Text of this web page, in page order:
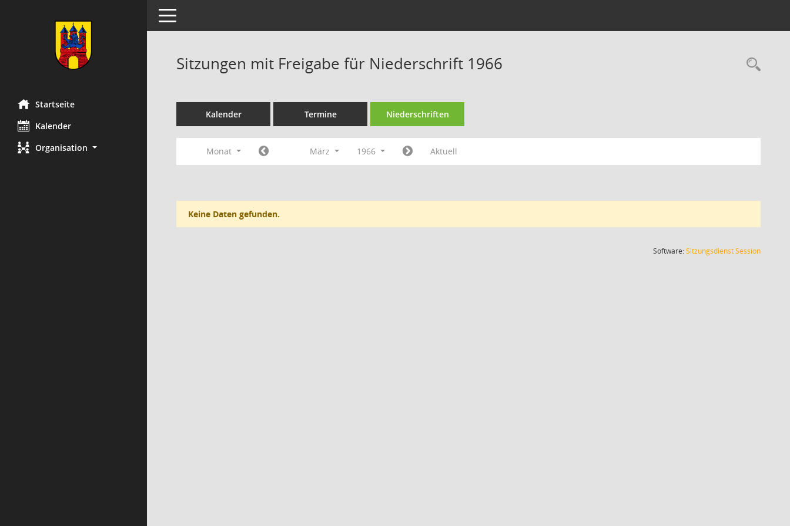
Startseite
Kalender
Organisation
Toggle navigation
Sitzungen mit Freigabe für Niederschrift 1966
Kalender Termine Niederschriften
Monat März 1966 Aktuell
Keine Daten gefunden.
Software:SitzungsdienstSession(Wird in